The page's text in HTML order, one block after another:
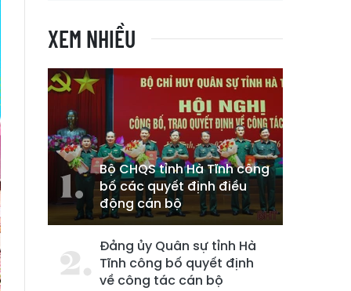
XEM NHIỀU
Bộ CHQS tỉnh Hà Tĩnh công
bố các quyết định điều
động cán bộ
Đảng ủy Quân sự tỉnh Hà
Tĩnh công bố quyết định
về công tác cán bộ